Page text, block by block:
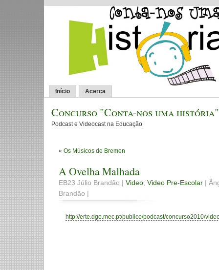
Início Acerca
Concurso "Conta-nos uma história"
Podcast e Videocast na Educação
« Os Músicos de Bremen
A Ovelha Malhada
EB23 Júlio Brandão | Video, Video Pre-Escolar |
Brandão |
http://erte.dge.mec.pt/publico/podcast/concurso2010/